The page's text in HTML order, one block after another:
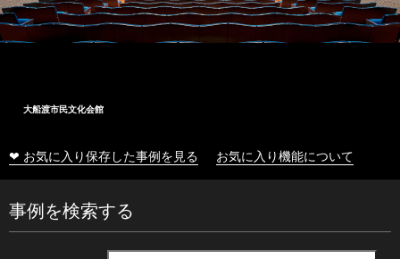
大船渡市民文化会館
❤ お気に入り保存した事例を見る お気に入り機能について
事例を検索する